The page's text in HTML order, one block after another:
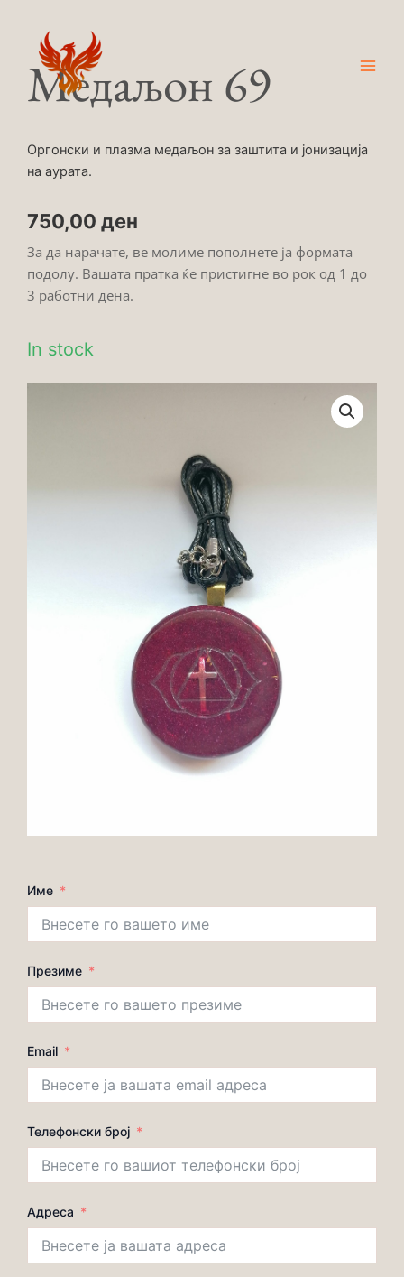
contentМедаљон 69
Оргонски и плазма медаљон за заштита и јонизација
на аурата.
750,00 ден
За да нарачате, ве молиме пополнете ја формата
подолу. Вашата пратка ќе пристигне во рок од 1 до
3 работни дена.
In stock
Име
Презиме
Email
Телефонски број
Адреса